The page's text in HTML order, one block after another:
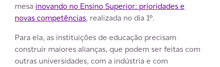
mesa inovando no Ensino Superior: prioridades e
novas competências, realizada no dia 1º.
Para ela, as instituições de educação precisam
construir maiores alianças, que podem ser feitas com
outras universidades, com a indústria e com